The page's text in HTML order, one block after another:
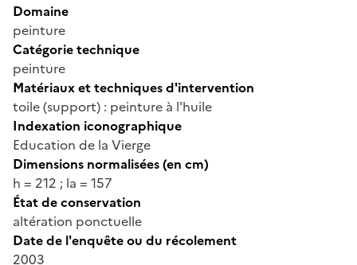
Domaine
peinture
Catégorie technique
peinture
Matériaux et techniques d'intervention
toile (support) : peinture à l'huile
Indexation iconographique
Education de la Vierge
Dimensions normalisées (en cm)
h = 212 ; la = 157
État de conservation
altération ponctuelle
Date de l'enquête ou du récolement
2003